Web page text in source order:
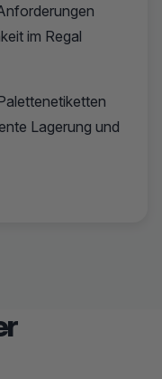
im Regal
Lagerung und